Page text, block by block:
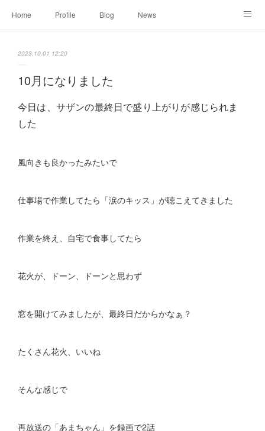
Home Profile Blog News
2023.10.01 12:20
10月になりました
今日は、サザンの最終日で盛り上がりが感じられま
した
風向きも良かったみたいで
仕事場で作業してたら「涙のキッス」が聴こえてきました
作業を終え、自宅で食事してたら
花火が、ドーン、ドーンと思わず
窓を開けてみましたが、最終日だからかなぁ？
たくさん花火、いいね
そんな感じで
再放送の「あまちゃん」を録画で2話